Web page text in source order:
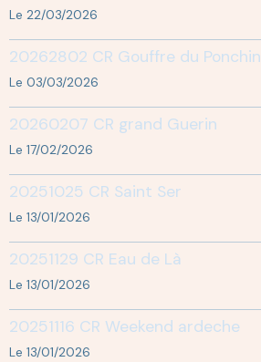
Le 22/03/2026
20262802 CR Gouffre du Ponchin
Le 03/03/2026
20260207 CR grand Guerin
Le 17/02/2026
20251025 CR Saint Ser
Le 13/01/2026
20251129 CR Eau de Là
Le 13/01/2026
20251116 CR Weekend ardeche
Le 13/01/2026